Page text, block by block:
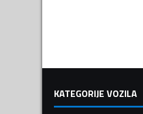
KATEGORIJE VOZILA